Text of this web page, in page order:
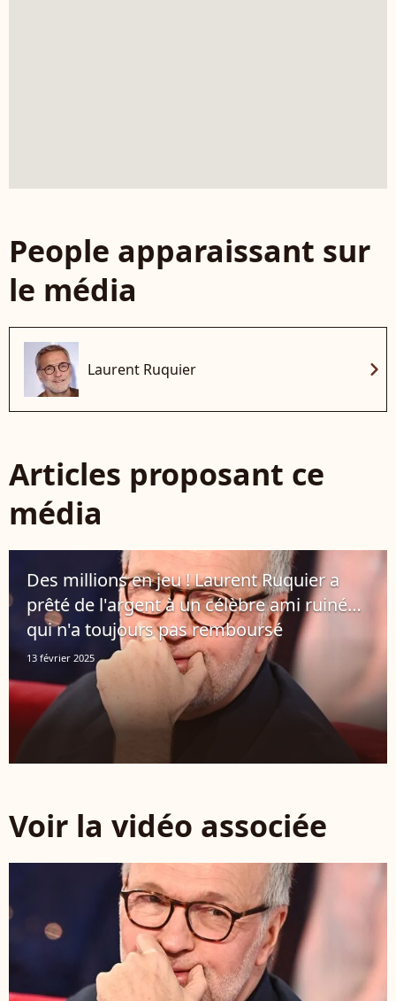
People apparaissant sur
le média
Laurent Ruquier chevron_right
Articles proposant ce
média
Des millions en jeu ! Laurent Ruquier a
prêté de l'argent à un célèbre ami ruiné…
qui n'a toujours pas remboursé
13 février 2025
Voir la vidéo associée